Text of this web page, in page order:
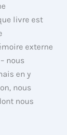
livre est
externe
nous
en y
nous
nous